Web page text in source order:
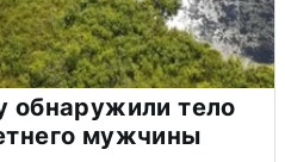
обнаружили тело
мужчины